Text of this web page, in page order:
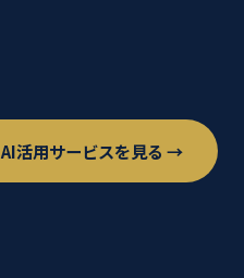
AI活用サービスを見る →